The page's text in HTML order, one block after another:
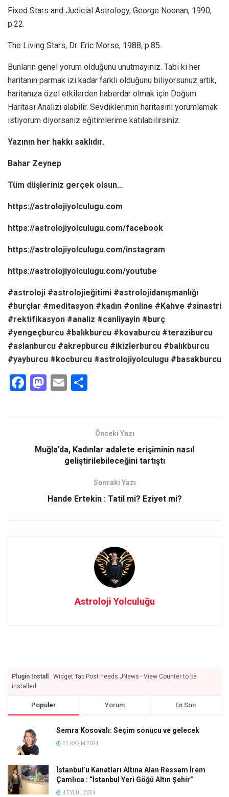
Fixed Stars and Judicial Astrology, George Noonan, 1990,
p.22.
The Living Stars, Dr. Eric Morse, 1988, p.85.
Bunların genel yorum olduğunu unutmayınız. Tabi ki her
haritanın parmak izi kadar farklı olduğunu biliyorsunuz artık,
haritanıza özel etkilerden haberdar olmak için Doğum
Haritası Analizi alabilir. Sevdiklerimin haritasını yorumlamak
istiyorum diyorsanız eğitimlerime katılabilirsiniz.
Yazının her hakkı saklıdır.
Bahar Zeynep
Tüm düşleriniz gerçek olsun…
https://astrolojiyolculugu.com
https://astrolojiyolculugu.com/facebook
https://astrolojiyolculugu.com/instagram
https://astrolojiyolculugu.com/youtube
#astroloji #astrolojieğitimi #astrolojidanışmanlığı
#burçlar #meditasyon #kadın #online #Kahve #sinastri
#rektifikasyon #analiz #canliyayin #burç
#yengeçburcu #balıkburcu #kovaburcu #teraziburcu
#aslanburcu #akrepburcu #ikizlerburcu #balıkburcu
#yayburcu #kocburcu #astrolojiyolculugu #basakburcu
F
M
d
E
Önceki Yazı
Muğla’da, Kadınlar adalete erişiminin nasıl
geliştirilebileceğini tartıştı
Sonraki Yazı
Hande Ertekin : Tatil mi? Eziyet mi?
Astroloji Yolculuğu
Plugin Install
: Widget Tab Post needs JNews - View Counter to be
installed
Popüler Yorum En Son
Semra Kosovalı: Seçim sonucu ve gelecek
21 KASIM 2024
İstanbul’u Kanatları Altına Alan Ressam İrem
Çamlıca : “İstanbul Yeri Göğü Altın Şehir”
4 EYLÜL 2024